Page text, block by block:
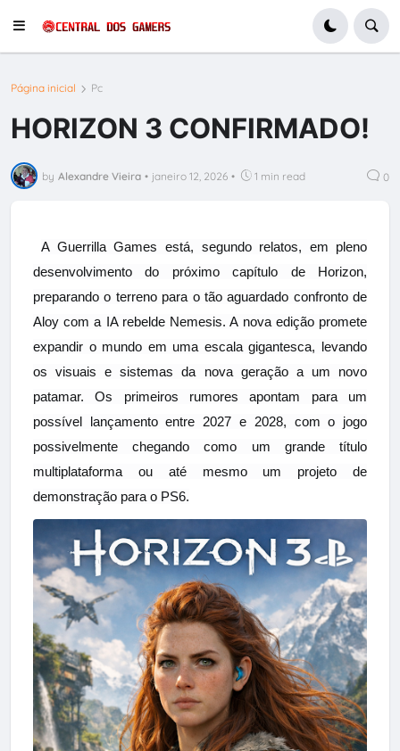
Página inicial Pc
HORIZON 3 CONFIRMADO!
by Alexandre Vieira • janeiro 12, 2026 • 1 min read 0
A Guerrilla Games está, segundo relatos, em pleno
desenvolvimento do próximo capítulo de Horizon,
preparando o terreno para o tão aguardado confronto de
Aloy com a IA rebelde Nemesis. A nova edição promete
expandir o mundo em uma escala gigantesca, levando
os visuais e sistemas da nova geração a um novo
patamar. Os primeiros rumores apontam para um
possível lançamento entre 2027 e 2028, com o jogo
possivelmente chegando como um grande título
multiplataforma ou até mesmo um projeto de
demonstração para o PS6.